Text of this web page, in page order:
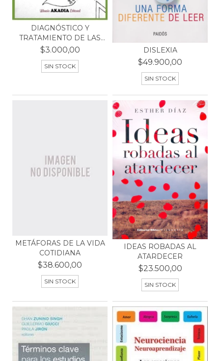
DIAGNÓSTICO Y
TRATAMIENTO DE LAS
DIFICUL...
$3.000,00
SIN STOCK
DISLEXIA
$49.900,00
SIN STOCK
METÁFORAS DE LA VIDA
COTIDIANA
$38.600,00
SIN STOCK
IDEAS ROBADAS AL
ATARDECER
$23.500,00
SIN STOCK